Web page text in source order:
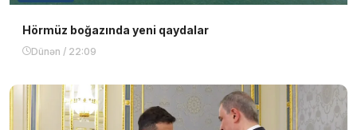
Hörmüz boğazında yeni qaydalar
Dünən / 22:09